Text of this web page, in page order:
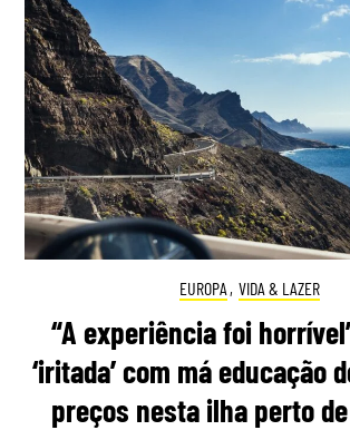
EUROPA , VIDA & LAZER
“A experiência foi
‘iritada’ com má educação
preços nesta ilha perto